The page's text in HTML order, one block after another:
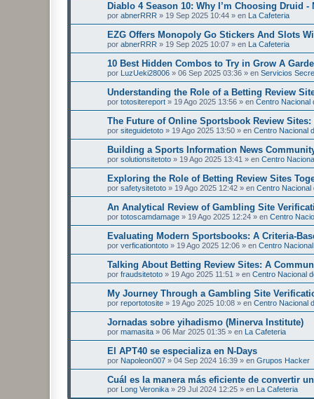
Diablo 4 Season 10: Why I’m Choosing Druid
por abnerRRR » 19 Sep 2025 10:44 » en La Cafeteria
EZG Offers Monopoly Go Stickers And Slots
por abnerRRR » 19 Sep 2025 10:07 » en La Cafeteria
10 Best Hidden Combos to Try in Grow A
por LuzUeki28006 » 06 Sep 2025 03:36 » en Servicios
Understanding the Role of a Betting Review
por totositereport » 19 Ago 2025 13:56 » en Centro Nacional
The Future of Online Sportsbook Review
por siteguidetoto » 19 Ago 2025 13:50 » en Centro Nacional
Building a Sports Information News
por solutionsitetoto » 19 Ago 2025 13:41 » en Centro
Exploring the Role of Betting Review Sites
por safetysitetoto » 19 Ago 2025 12:42 » en Centro Nacional
An Analytical Review of Gambling Site
por totoscamdamage » 19 Ago 2025 12:24 » en Centro
Evaluating Modern Sportsbooks: A Criteria-
por verficationtoto » 19 Ago 2025 12:06 » en Centro
Talking About Betting Review Sites: A
por fraudsitetoto » 19 Ago 2025 11:51 » en Centro Nacional
My Journey Through a Gambling Site
por reportotosite » 19 Ago 2025 10:08 » en Centro Nacional
Jornadas sobre yihadismo (Minerva Institute)
por mamasita » 06 Mar 2025 01:35 » en La Cafeteria
El APT40 se especializa en N-Days
por Napoleon007 » 04 Sep 2024 16:39 » en Grupos Hacker
Cuál es la manera más eficiente de convertir
por Long Veronika » 29 Jul 2024 12:25 » en La Cafeteria